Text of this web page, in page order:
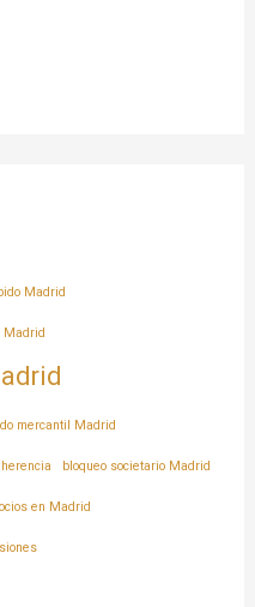
Madrid
Madrid
mercantil Madrid
bloqueo societario Madrid
en Madrid